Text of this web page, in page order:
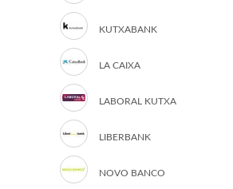
KUTXABANK
LA CAIXA
LABORAL KUTXA
LIBERBANK
NOVO BANCO